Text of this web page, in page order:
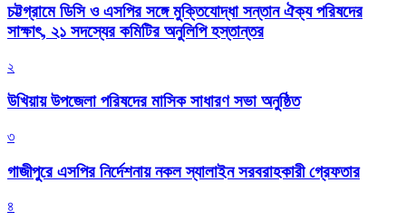
চট্টগ্রামে ডিসি ও এসপির সঙ্গে মুক্তিযোদ্ধা সন্তান ঐক্য পরিষদের
সাক্ষাৎ, ২১ সদস্যের কমিটির অনুলিপি হস্তান্তর
২
উখিয়ায় উপজেলা পরিষদের মাসিক সাধারণ সভা অনুষ্ঠিত
৩
গাজীপুরে এসপির নির্দেশনায় নকল স্যালাইন সরবরাহকারী গ্রেফতার
৪